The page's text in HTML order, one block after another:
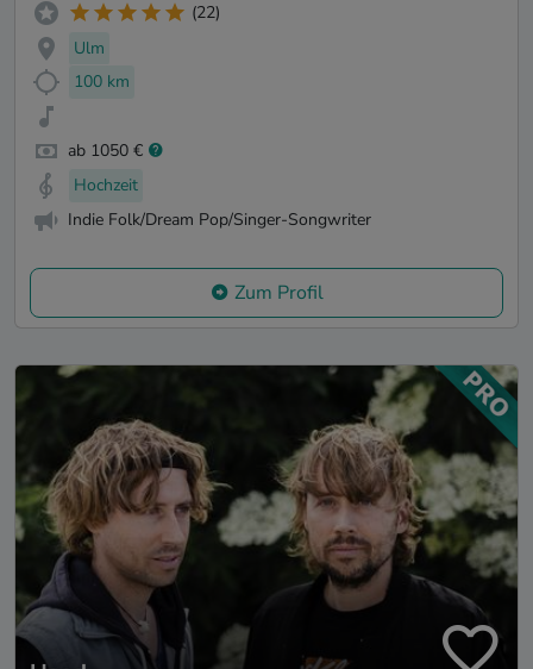
(22)
Ulm
100 km
ab 1050 €
Hochzeit
Indie Folk/Dream Pop/Singer-Songwriter
Zum Profil